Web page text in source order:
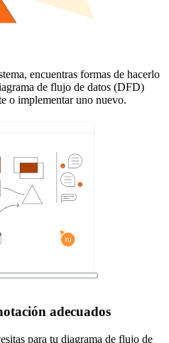
encuentras formas de hacerlo
de flujo de datos (DFD)
o implementar uno nuevo.
adecuados
para tu diagrama de flujo de